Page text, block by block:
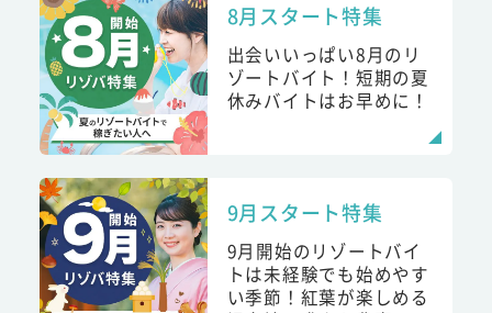
8月スタート特集
出会いいっぱい8月のリ
ゾートバイト！短期の夏
休みバイトはお早めに！
9月スタート特集
9月開始のリゾートバイ
トは未経験でも始めやす
い季節！紅葉が楽しめる